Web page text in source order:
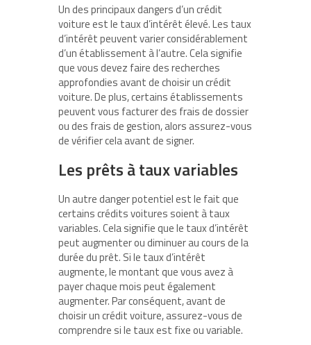
Un des principaux dangers d’un crédit
voiture est le taux d’intérêt élevé. Les taux
d’intérêt peuvent varier considérablement
d’un établissement à l’autre. Cela signifie
que vous devez faire des recherches
approfondies avant de choisir un crédit
voiture. De plus, certains établissements
peuvent vous facturer des frais de dossier
ou des frais de gestion, alors assurez-vous
de vérifier cela avant de signer.
Les prêts à taux variables
Un autre danger potentiel est le fait que
certains crédits voitures soient à taux
variables. Cela signifie que le taux d’intérêt
peut augmenter ou diminuer au cours de la
durée du prêt. Si le taux d’intérêt
augmente, le montant que vous avez à
payer chaque mois peut également
augmenter. Par conséquent, avant de
choisir un crédit voiture, assurez-vous de
comprendre si le taux est fixe ou variable.